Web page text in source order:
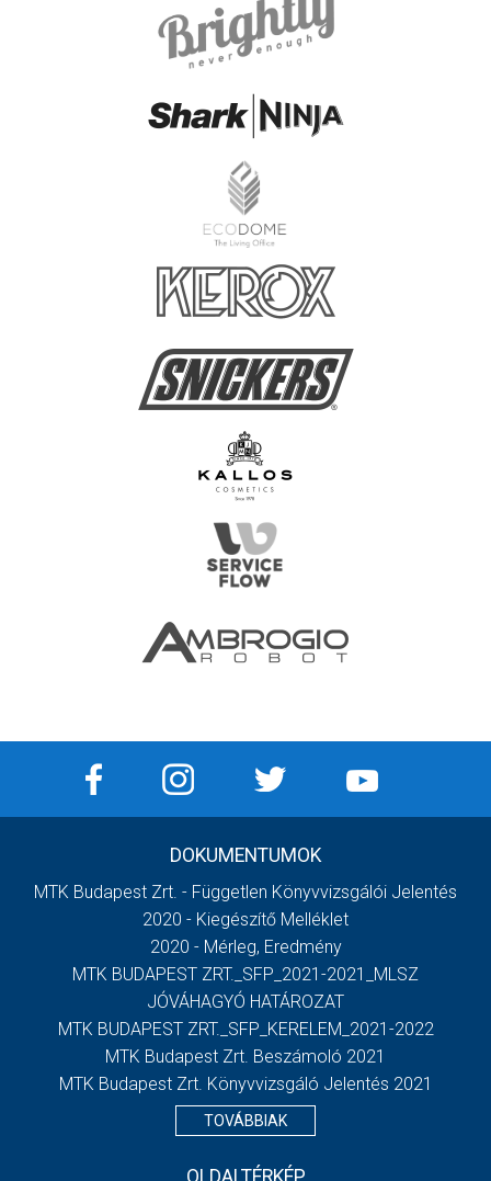
DOKUMENTUMOK
MTK Budapest Zrt. - Független Könyvvizsgálói Jelentés
2020 - Kiegészítő Melléklet
2020 - Mérleg, Eredmény
MTK BUDAPEST ZRT._SFP_2021-2021_MLSZ
JÓVÁHAGYÓ HATÁROZAT
MTK BUDAPEST ZRT._SFP_KERELEM_2021-2022
MTK Budapest Zrt. Beszámoló 2021
MTK Budapest Zrt. Könyvvizsgáló Jelentés 2021
TOVÁBBIAK
OLDALTÉRKÉP